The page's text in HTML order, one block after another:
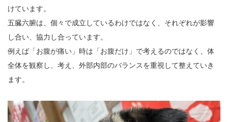
けています。
五臓六腑は、個々で成立しているわけではなく、それぞれが影響
し合い、協力し合っています。
例えば「お腹が痛い」時は「お腹だけ」で考えるのではなく、体
全体を観察し、考え、外部内部のバランスを重視して整えていき
ます。